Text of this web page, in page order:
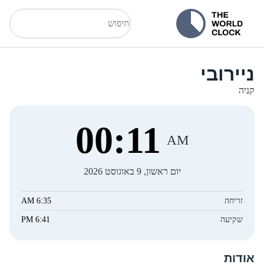
ניירובי
קניה
00:11 AM
יום ראשון, 9 באוגוסט 2026
זריחה 6:35 AM
שקיעה 6:41 PM
אודות